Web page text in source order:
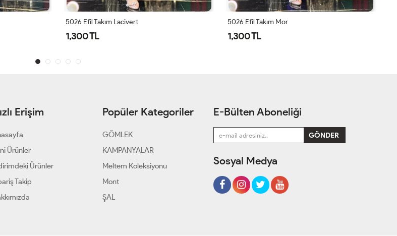
5026 Efil Takım Lacivert
1,300 TL
5026 Efil Takım Mor
1,300 TL
Erişim
Ürünler
Ürünler
Takip
Popüler Kategoriler
GÖMLEK
KAMPANYALAR
Meltem Koleksiyonu
Mont
ŞAL
E-Bülten Aboneliği
Sosyal Medya